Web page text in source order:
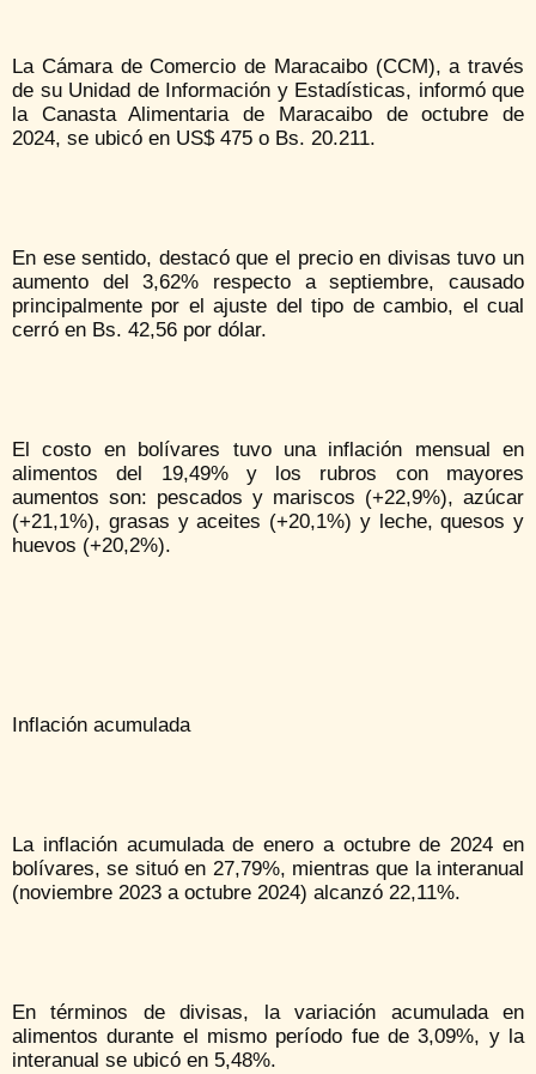
La Cámara de Comercio de Maracaibo (CCM), a través
de su Unidad de Información y Estadísticas, informó que
la Canasta Alimentaria de Maracaibo de octubre de
2024, se ubicó en US$ 475 o Bs. 20.211.
En ese sentido, destacó que el precio en divisas tuvo un
aumento del 3,62% respecto a septiembre, causado
principalmente por el ajuste del tipo de cambio, el cual
cerró en Bs. 42,56 por dólar.
El costo en bolívares tuvo una inflación mensual en
alimentos del 19,49% y los rubros con mayores
aumentos son: pescados y mariscos (+22,9%), azúcar
(+21,1%), grasas y aceites (+20,1%) y leche, quesos y
huevos (+20,2%).
Inflación acumulada
La inflación acumulada de enero a octubre de 2024 en
bolívares, se situó en 27,79%, mientras que la interanual
(noviembre 2023 a octubre 2024) alcanzó 22,11%.
En términos de divisas, la variación acumulada en
alimentos durante el mismo período fue de 3,09%, y la
interanual se ubicó en 5,48%.